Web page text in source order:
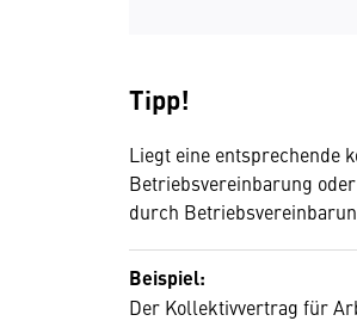
Tipp!
Liegt eine entsprechende
Betriebsvereinbarung
durch
Beispiel:
Der Kollektivvertrag für